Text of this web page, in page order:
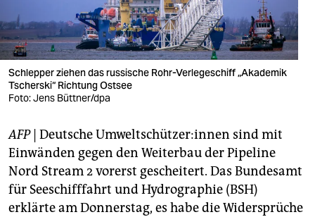
verlag
verlag
veranstaltungen
fragen & hilfe
unterstützen
abo
Schlepper ziehen das russische Rohr-Verlegeschiff „Akademik
Tscherski“ Richtung Ostsee
Foto: Jens Büttner/dpa
AFP| Deutsche Um­welt­schüt­ze­r:in­nen sind mit
Einwänden gegen den Weiterbau der Pipeline
Nord Stream 2 vorerst gescheitert. Das Bundesamt
für Seeschifffahrt und Hydrographie (BSH)
erklärte am Donnerstag, es habe die Widersprüche